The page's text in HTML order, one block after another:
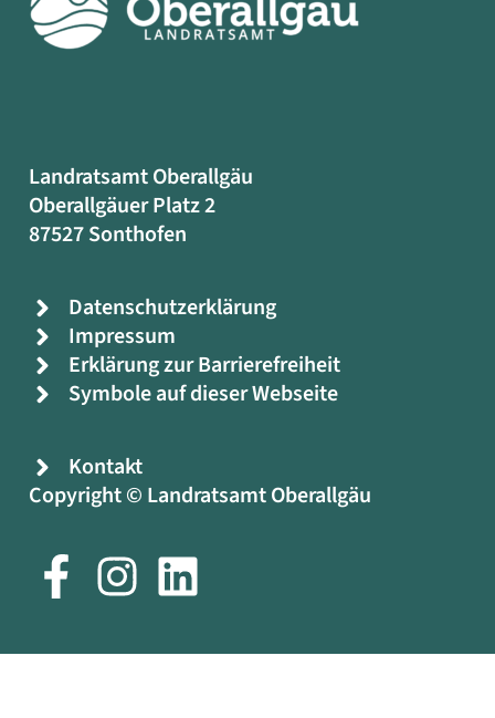
Landratsamt Oberallgäu
Oberallgäuer Platz 2
87527 Sonthofen
Datenschutzerklärung
Impressum
Erklärung zur Barrierefreiheit
Symbole auf dieser Webseite
Kontakt
Copyright © Landratsamt Oberallgäu